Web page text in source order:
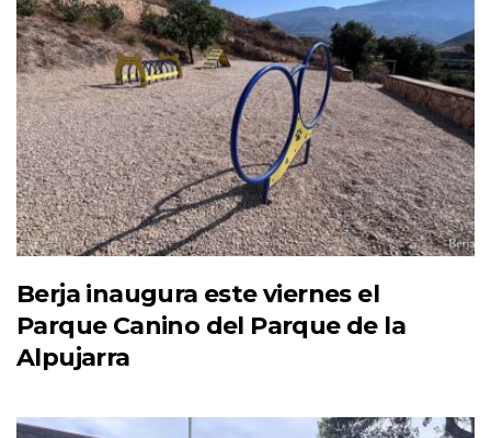
Berja inaugura este viernes el
Parque Canino del Parque de la
Alpujarra